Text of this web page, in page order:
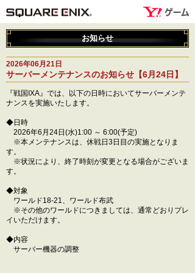
お知らせ
2026年06月21日
サーバーメンテナンスのお知らせ【6月24日】
『戦国IXA』では、以下の日時においてサーバーメンテ
ナンスを実施いたします。
◆日時
2026年6月24日(水)1:00 ～ 6:00(予定)
※本メンテナンスは、休戦日3日目の実施となりま
す。
※状況により、終了時刻が変更となる場合がございま
す。
◆対象
ワールド18-21、ワールド布武
※その他のワールドにつきましては、通常どおりプレ
イいただけます。
◆内容
サーバー機器の調整